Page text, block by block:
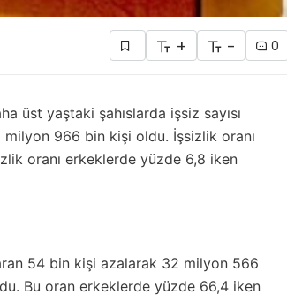
+ - 0
üst yaştaki şahıslarda işsiz sayısı
966 bin kişi oldu. İşsizlik oranı
oranı erkeklerde yüzde 6,8 iken
54 bin kişi azalarak 32 milyon 566
Bu oran erkeklerde yüzde 66,4 iken